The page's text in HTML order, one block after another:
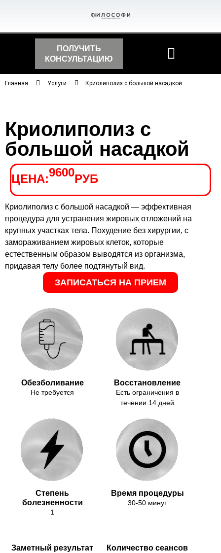
ПОЛУЧИТЬ
КОНСУЛЬТАЦИЮ
Главная Услуги Криолиполиз с большой насадкой
Криолиполиз с
большой насадкой
ЦЕНА:9600РУБ
Криолиполиз с большой насадкой — эффективная
процедура для устранения жировых отложений на
крупных участках тела. Похудение без хирургии, с
замораживанием жировых клеток, которые
естественным образом выводятся из организма,
придавая телу более подтянутый вид.
ЗАПИСАТЬСЯ НА ПРИЕМ
Обезболивание
Не требуется
Восстановление
Есть ограничения в
течении 14 дней
Степень
болезненности
1
Время процедуры
30-50 минут
Заметный результат Количество сеансов